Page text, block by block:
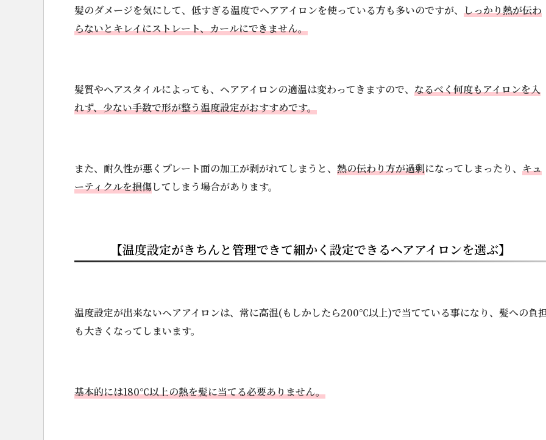
髪のダメージを気にして、低すぎる温度でヘアアイロンを使っている方も多いのですが、 しっかり熱が伝わ
らないとキレイにストレート、カールにできません。
髪質やヘアスタイルによっても、ヘアアイロンの適温は変わってきますので、 なるべく何度もアイロンを入
れず、少ない手数で形が整う温度設定がおすすめです。
また、耐久性が悪くプレート面の加工が剥がれてしまうと、 熱の伝わり方が過剰になってしまったり、 キュ
ーティクルを損傷してしまう場合があります。
【温度設定がきちんと管理できて細かく設定できるヘアアイロンを選ぶ】
温度設定が出来ないヘアアイロンは、常に高温(もしかしたら200℃以上)で当てている事になり、髪への負
も大きくなってしまいます。
基本的には180℃以上の熱を髪に当てる必要ありません。